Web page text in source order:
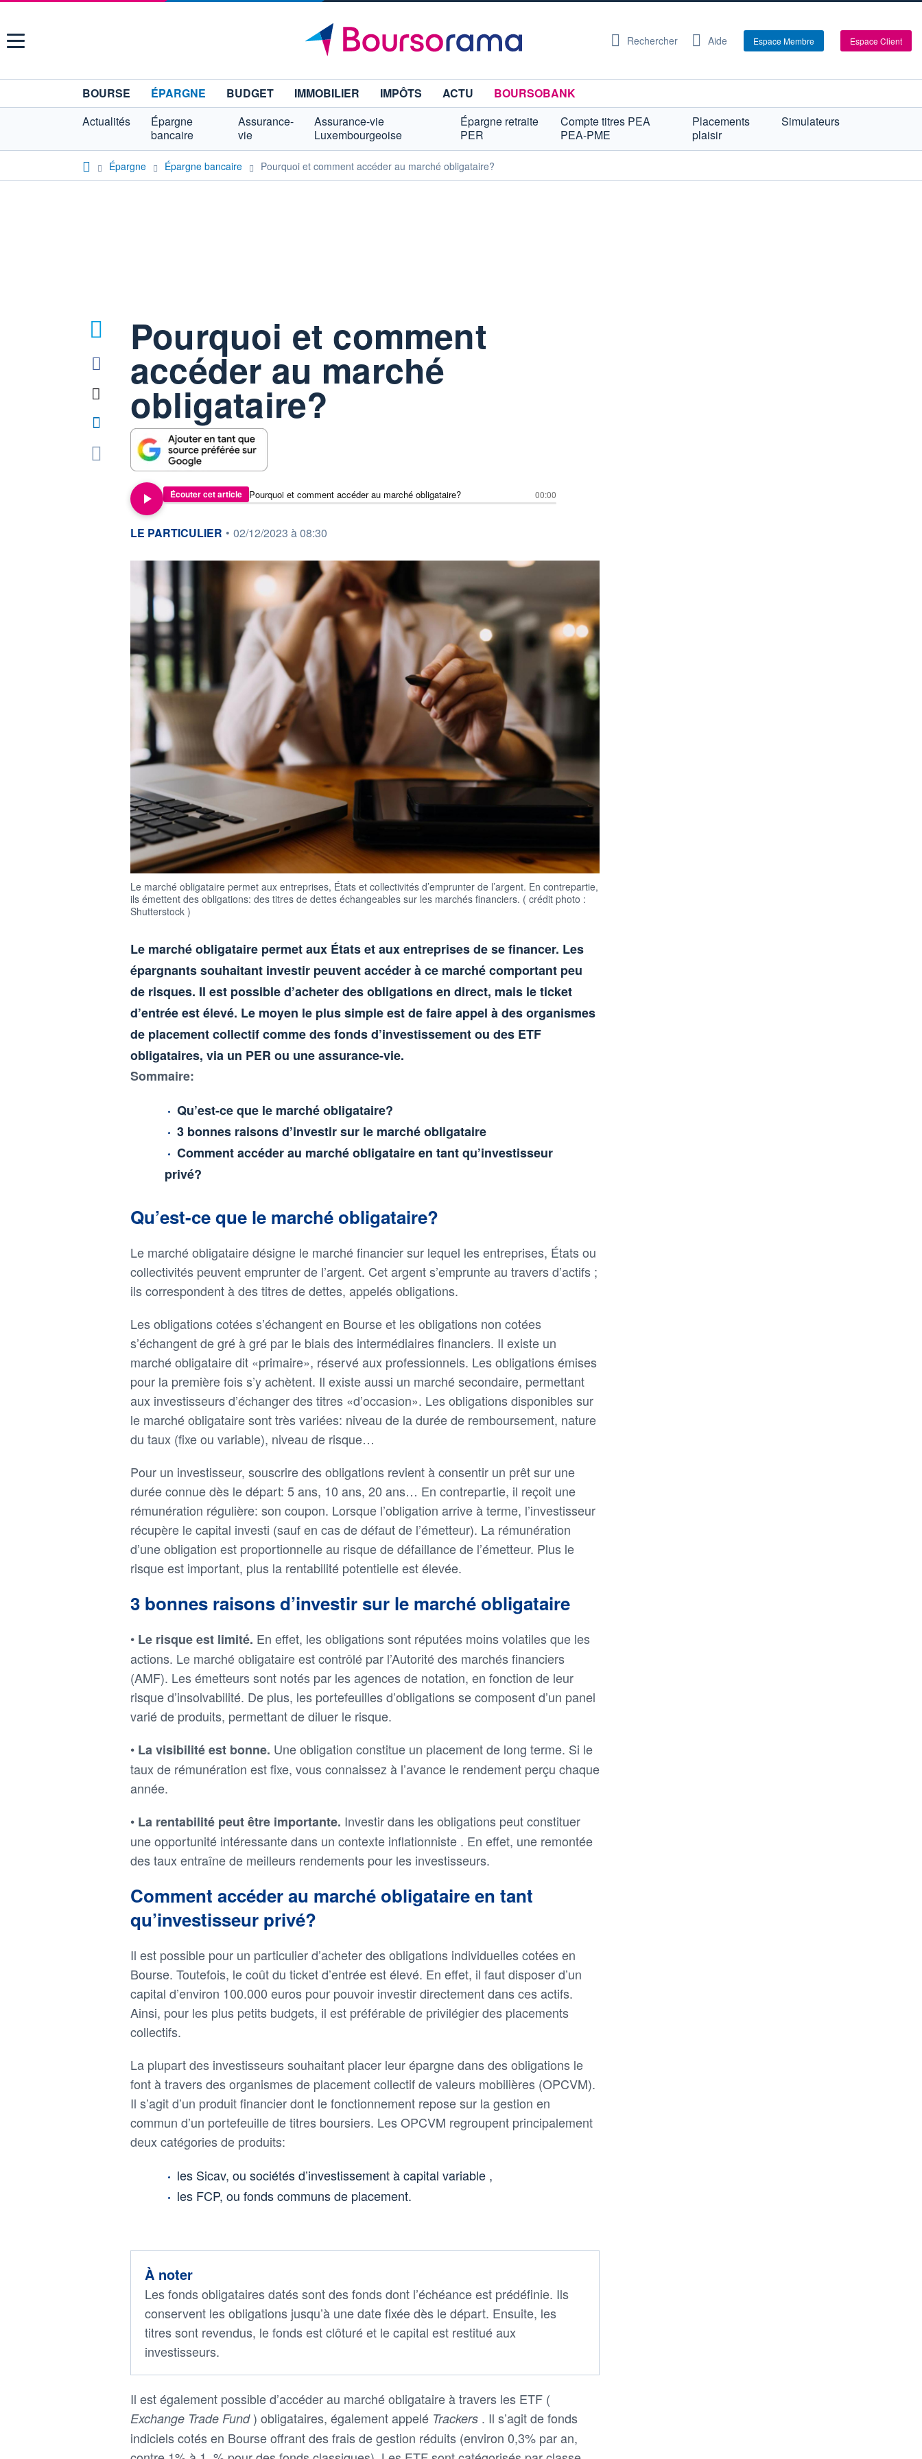
Menu Rechercher Aide Espace Membre Espace Client
BOURSE ÉPARGNE BUDGET IMMOBILIER IMPÔTS ACTU
BOURSOBANK
Actualités
Épargne
bancaire
Assurance-
vie
Assurance-vie
Luxembourgeoise
Épargne retraite
PER
Compte titres PEA
PEA-PME
Placements
plaisir
Simulateurs
Épargne Épargne bancaire Pourquoi et comment accéder au marché obligataire?
Pourquoi et comment
accéder au marché
obligataire?
Écouter cet article Pourquoi et comment accéder au marché obligataire? 00:00
information fournie par
LE PARTICULIER • 02/12/2023 à 08:30
Le marché obligataire permet aux entreprises, États et collectivités d’emprunter de l’argent. En contrepartie,
ils émettent des obligations: des titres de dettes échangeables sur les marchés financiers. ( crédit photo :
Shutterstock )
Le marché obligataire permet aux États et aux entreprises de se financer. Les
épargnants souhaitant investir peuvent accéder à ce marché comportant peu
de risques. Il est possible d’acheter des obligations en direct, mais le ticket
d’entrée est élevé. Le moyen le plus simple est de faire appel à des organismes
de placement collectif comme des fonds d’investissement ou des ETF
obligataires, via un PER ou une assurance-vie.
Sommaire:
Qu’est-ce que le marché obligataire?
3 bonnes raisons d’investir sur le marché obligataire
Comment accéder au marché obligataire en tant qu’investisseur
privé?
Qu’est-ce que le marché obligataire?
Le marché obligataire désigne le marché financier sur lequel les entreprises, États ou
collectivités peuvent emprunter de l’argent. Cet argent s’emprunte au travers d’actifs ;
ils correspondent à des titres de dettes, appelés obligations.
Les obligations cotées s’échangent en Bourse et les obligations non cotées
s’échangent de gré à gré par le biais des intermédiaires financiers. Il existe un
marché obligataire dit «primaire», réservé aux professionnels. Les obligations émises
pour la première fois s’y achètent. Il existe aussi un marché secondaire, permettant
aux investisseurs d’échanger des titres «d’occasion». Les obligations disponibles sur
le marché obligataire sont très variées: niveau de la durée de remboursement, nature
du taux (fixe ou variable), niveau de risque…
Pour un investisseur, souscrire des obligations revient à consentir un prêt sur une
durée connue dès le départ: 5 ans, 10 ans, 20 ans… En contrepartie, il reçoit une
rémunération régulière: son coupon. Lorsque l’obligation arrive à terme, l’investisseur
récupère le capital investi (sauf en cas de défaut de l’émetteur). La rémunération
d’une obligation est proportionnelle au risque de défaillance de l’émetteur. Plus le
risque est important, plus la rentabilité potentielle est élevée.
3 bonnes raisons d’investir sur le marché obligataire
• Le risque est limité. En effet, les obligations sont réputées moins volatiles que les
actions. Le marché obligataire est contrôlé par l’Autorité des marchés financiers
(AMF). Les émetteurs sont notés par les agences de notation, en fonction de leur
risque d’insolvabilité. De plus, les portefeuilles d’obligations se composent d’un panel
varié de produits, permettant de diluer le risque.
• La visibilité est bonne. Une obligation constitue un placement de long terme. Si le
taux de rémunération est fixe, vous connaissez à l’avance le rendement perçu chaque
année.
• La rentabilité peut être importante. Investir dans les obligations peut constituer
une opportunité intéressante dans un contexte inflationniste . En effet, une remontée
des taux entraîne de meilleurs rendements pour les investisseurs.
Comment accéder au marché obligataire en tant
qu’investisseur privé?
Il est possible pour un particulier d’acheter des obligations individuelles cotées en
Bourse. Toutefois, le coût du ticket d’entrée est élevé. En effet, il faut disposer d’un
capital d’environ 100.000 euros pour pouvoir investir directement dans ces actifs.
Ainsi, pour les plus petits budgets, il est préférable de privilégier des placements
collectifs.
La plupart des investisseurs souhaitant placer leur épargne dans des obligations le
font à travers des organismes de placement collectif de valeurs mobilières (OPCVM).
Il s’agit d’un produit financier dont le fonctionnement repose sur la gestion en
commun d’un portefeuille de titres boursiers. Les OPCVM regroupent principalement
deux catégories de produits:
les Sicav, ou sociétés d’investissement à capital variable ,
les FCP, ou fonds communs de placement.
À noter
Les fonds obligataires datés sont des fonds dont l’échéance est prédéfinie. Ils
conservent les obligations jusqu’à une date fixée dès le départ. Ensuite, les
titres sont revendus, le fonds est clôturé et le capital est restitué aux
investisseurs.
Il est également possible d’accéder au marché obligataire à travers les ETF (
Exchange Trade Fund ) obligataires, également appelé Trackers . Il s’agit de fonds
indiciels cotés en Bourse offrant des frais de gestion réduits (environ 0,3% par an,